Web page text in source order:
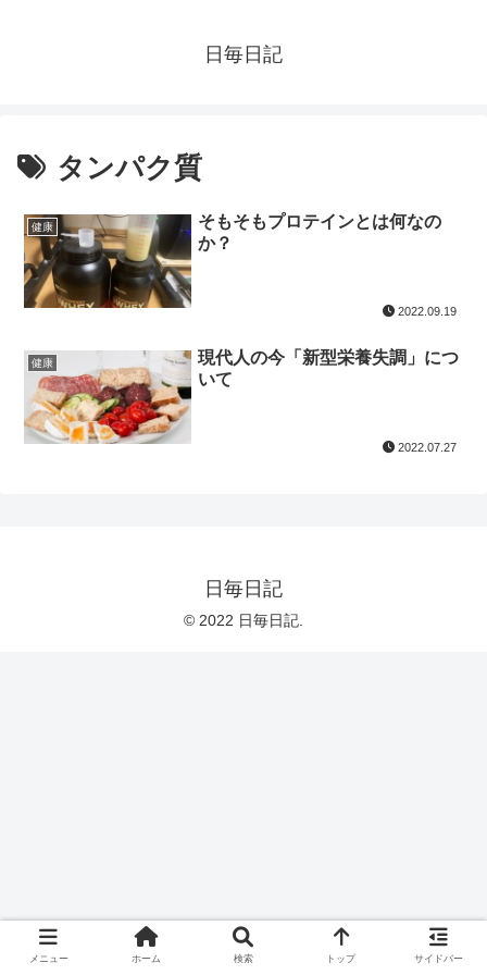
日毎日記
タンパク質
健康
そもそもプロテインとは何なの
か？
2022.09.19
健康
現代人の今「新型栄養失調」につ
いて
2022.07.27
日毎日記
© 2022 日毎日記.
メニュー ホーム 検索 トップ サイドバー